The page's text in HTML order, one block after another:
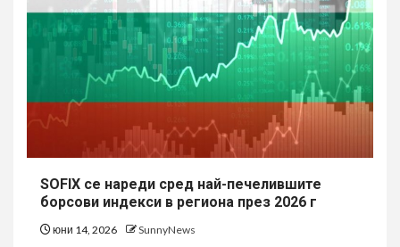
SOFIX се нареди сред най-печелившите
борсови индекси в региона през 2026 г
юни 14, 2026 SunnyNews